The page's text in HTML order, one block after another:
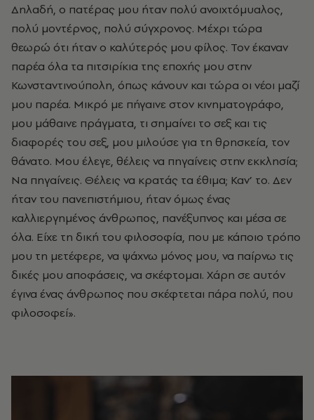
Δηλαδή, ο πατέρας μου ήταν πολύ ανοιχτόμυαλος,
πολύ μοντέρνος, πολύ σύγχρονος. Μέχρι τώρα
θεωρώ ότι ήταν ο καλύτερός μου φίλος. Τον έκαναν
παρέα όλα τα πιτσιρίκια της εποχής μου στην
Κωνσταντινούπολη, όπως κάνουν και τώρα οι νέοι μαζί
μου παρέα. Μικρό με πήγαινε στον κινηματογράφο,
μου μάθαινε πράγματα, τι σημαίνει το σεξ και τις
διαφορές του σεξ, μου μιλούσε για τη θρησκεία, τον
θάνατο. Μου έλεγε, θέλεις να πηγαίνεις στην εκκλησία;
Να πηγαίνεις. Θέλεις να κρατάς τα έθιμα; Καν’ το. Δεν
ήταν του πανεπιστήμιου, ήταν όμως ένας
καλλιεργημένος άνθρωπος, πανέξυπνος και μέσα σε
όλα. Είχε τη δική του φιλοσοφία, που με κάποιο τρόπο
μου τη μετέφερε, να ψάχνω μόνος μου, να παίρνω τις
δικές μου αποφάσεις, να σκέφτομαι. Χάρη σε αυτόν
έγινα ένας άνθρωπος που σκέφτεται πάρα πολύ, που
φιλοσοφεί».